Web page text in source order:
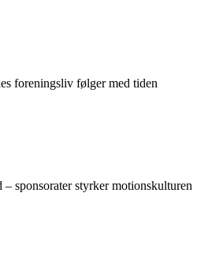
foreningsliv følger med tiden
sponsorater styrker motionskulturen